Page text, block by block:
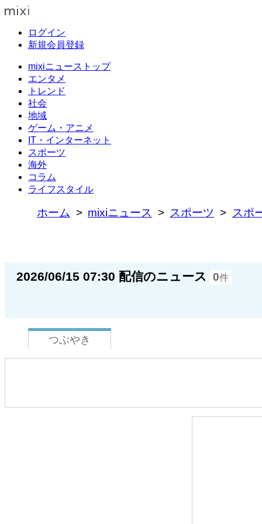
ログイン
新規会員登録
mixiニューストップ
エンタメ
トレンド
社会
地域
ゲーム・アニメ
IT・インターネット
スポーツ
海外
コラム
ライフスタイル
ホーム mixiニュース スポーツ スポ
2026/06/15 07:30 配信のニュース 0件
つぶやき